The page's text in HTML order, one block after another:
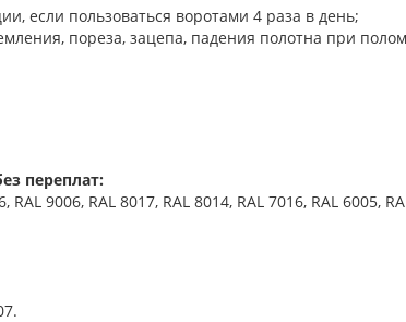
если пользоваться воротами 4 раза в день;
пореза, зацепа, падения полотна при
переплат:
9006, RAL 8017, RAL 8014, RAL 7016, RAL 6005,